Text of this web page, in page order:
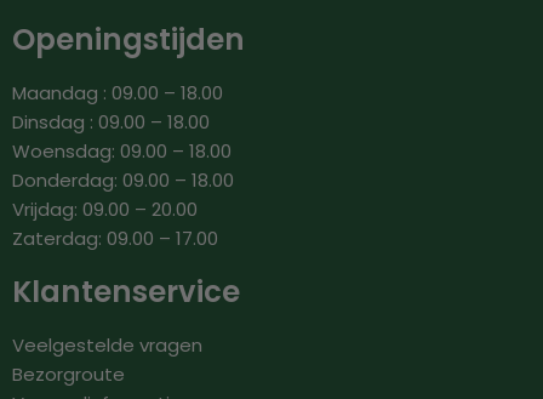
Openingstijden
Maandag : 09.00 – 18.00
Dinsdag : 09.00 – 18.00
Woensdag: 09.00 – 18.00
Donderdag: 09.00 – 18.00
Vrijdag: 09.00 – 20.00
Zaterdag: 09.00 – 17.00
Klantenservice
Veelgestelde vragen
Bezorgroute